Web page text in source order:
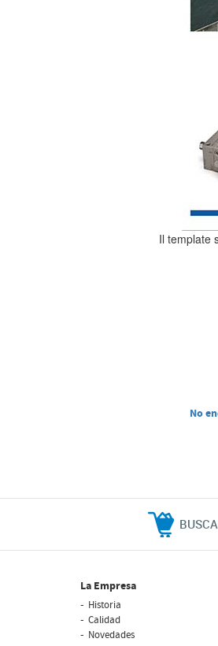
Il template
No
La Empresa
Historia
Calidad
Novedades